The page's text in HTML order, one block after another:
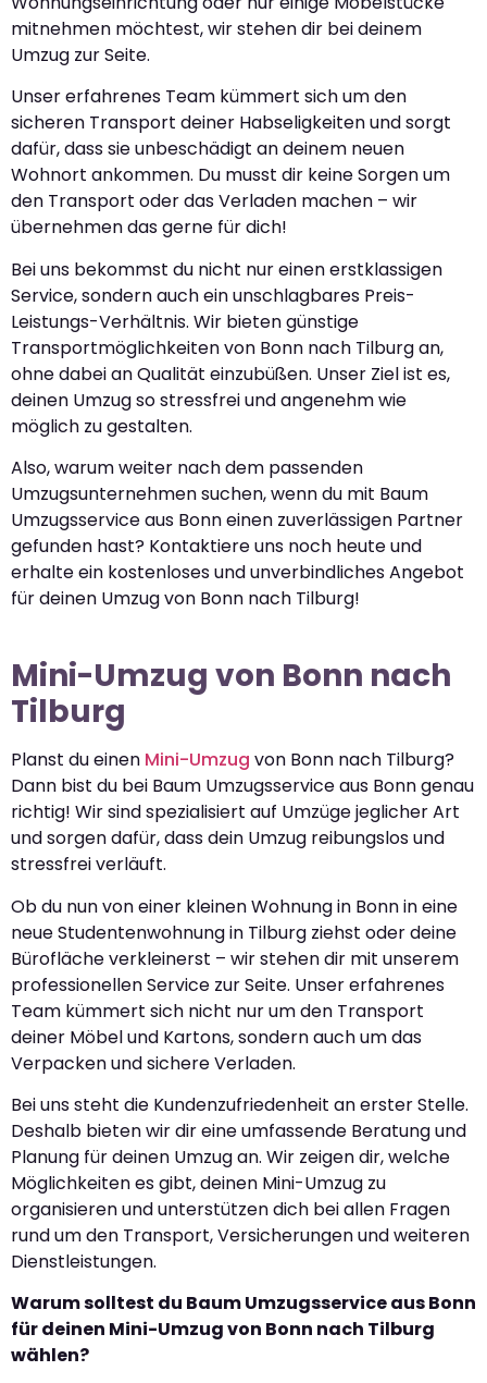
mitnehmen möchtest, wir stehen dir bei deinem
Umzug zur Seite.
Unser erfahrenes Team kümmert sich um den
sicheren Transport deiner Habseligkeiten und sorgt
dafür, dass sie unbeschädigt an deinem neuen
Wohnort ankommen. Du musst dir keine Sorgen um
den Transport oder das Verladen machen – wir
übernehmen das gerne für dich!
Bei uns bekommst du nicht nur einen erstklassigen
Service, sondern auch ein unschlagbares Preis-
Leistungs-Verhältnis. Wir bieten günstige
Transportmöglichkeiten von Bonn nach Tilburg an,
ohne dabei an Qualität einzubüßen. Unser Ziel ist es,
deinen Umzug so stressfrei und angenehm wie
möglich zu gestalten.
Also, warum weiter nach dem passenden
Umzugsunternehmen suchen, wenn du mit Baum
Umzugsservice aus Bonn einen zuverlässigen Partner
gefunden hast? Kontaktiere uns noch heute und
erhalte ein kostenloses und unverbindliches Angebot
für deinen Umzug von Bonn nach Tilburg!
Mini-Umzug von Bonn nach
Tilburg
Planst du einen Mini-Umzug von Bonn nach Tilburg?
Dann bist du bei Baum Umzugsservice aus Bonn genau
richtig! Wir sind spezialisiert auf Umzüge jeglicher Art
und sorgen dafür, dass dein Umzug reibungslos und
stressfrei verläuft.
Ob du nun von einer kleinen Wohnung in Bonn in eine
neue Studentenwohnung in Tilburg ziehst oder deine
Bürofläche verkleinerst – wir stehen dir mit unserem
professionellen Service zur Seite. Unser erfahrenes
Team kümmert sich nicht nur um den Transport
deiner Möbel und Kartons, sondern auch um das
Verpacken und sichere Verladen.
Bei uns steht die Kundenzufriedenheit an erster Stelle.
Deshalb bieten wir dir eine umfassende Beratung und
Planung für deinen Umzug an. Wir zeigen dir, welche
Möglichkeiten es gibt, deinen Mini-Umzug zu
organisieren und unterstützen dich bei allen Fragen
rund um den Transport, Versicherungen und weiteren
Dienstleistungen.
Warum solltest du Baum Umzugsservice aus Bonn
für deinen Mini-Umzug von Bonn nach Tilburg
wählen?